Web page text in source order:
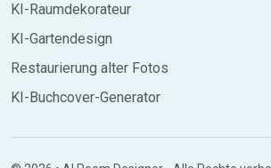
KI-Raumdekorateur
KI-Gartendesign
Restaurierung alter Fotos
KI-Buchcover-Generator